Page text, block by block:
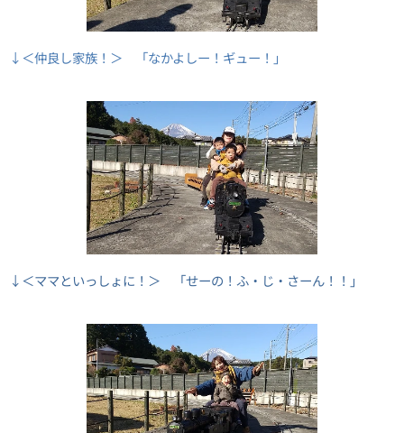
↓＜仲良し家族！＞ 「なかよしー！ギュー！」
↓＜ママといっしょに！＞ 「せーの！ふ・じ・さーん！！」